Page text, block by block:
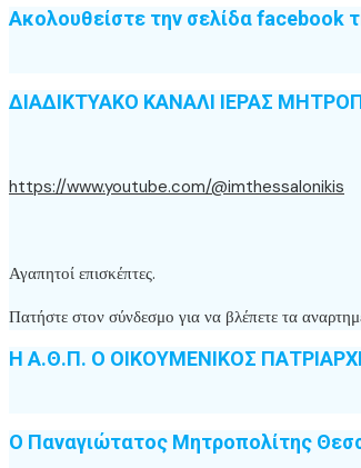
Ακολουθείστε την σελίδα facebook
ΔΙΑΔΙΚΤΥΑΚΟ ΚΑΝΑΛΙ ΙΕΡΑΣ
https://www.youtube.com/@imthessalonikis
Αγαπητοί επισκέπτες.
Πατήστε στον σύνδεσμο για να βλέπετε τα
Η Α.Θ.Π. Ο ΟΙΚΟΥΜΕΝΙΚΟΣ
Ο Παναγιώτατος Μητροπολίτης